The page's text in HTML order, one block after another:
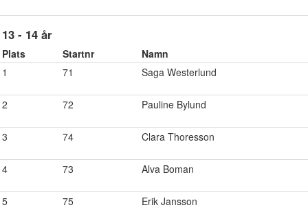
13 - 14 år
Plats Startnr
Namn
1
71 Saga Westerlund
2 72 Pauline Bylund
3 74 Clara Thoresson
4 73 Alva Boman
5 75 Erik Jansson